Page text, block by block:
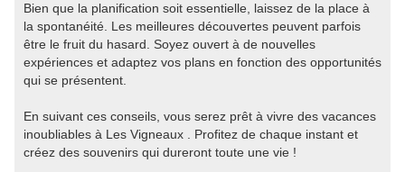
Bien que la planification soit essentielle, laissez de la place à
la spontanéité. Les meilleures découvertes peuvent parfois
être le fruit du hasard. Soyez ouvert à de nouvelles
expériences et adaptez vos plans en fonction des opportunités
qui se présentent.
En suivant ces conseils, vous serez prêt à vivre des vacances
inoubliables à Les Vigneaux . Profitez de chaque instant et
créez des souvenirs qui dureront toute une vie !